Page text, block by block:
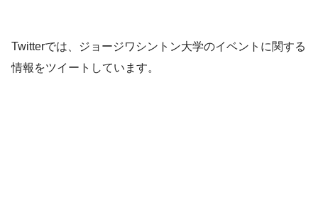
Twitterでは、ジョージワシントン大学のイベントに関する
情報をツイートしています。